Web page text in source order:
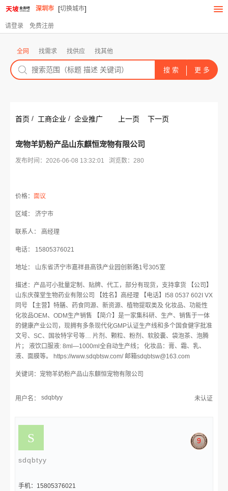
深圳市 [切换城市]
请登录 免费注册
全网 找需求 找供应 找其他
首页 / 工商企业 / 企业推广 上一页 下一页
宠物羊奶粉产品山东麒恒宠物有限公司
发布时间：2026-06-08 13:32:01 浏览数：280
价格： 面议
区域： 济宁市
联系人： 高经理
电话： 15805376021
地址： 山东省济宁市嘉祥县高铁产业园创新路1号305室
描述：产品可小批量定制、贴牌、代工，部分有现货，支持拿货 【公司】
山东庆葆堂生物药业有限公司 【姓名】高经理 【电话】I58 0537 602I VX
同号 【主营】特膳、药食同源、新资源、植物提取类及 化妆品、功能性
化妆品OEM、ODM生产销售 【简介】是一家集科研、生产、销售于一体
的健康产业公司，现拥有多条现代化GMP认证生产线和多个国食健字批准
文号、SC、国妆特字号等… 片剂、颗粒、粉剂、软胶囊、袋泡茶、泡腾
片； 液饮口服液: 8ml—1000ml全自动生产线； 化妆品：膏、霜、乳、
液、面膜等。 https://www.sdqbtsw.com/ 邮箱sdqbtsw@163.com
关键词：宠物羊奶粉产品山东麒恒宠物有限公司
用户名： sdqbtyy 未认证
sdqbtyy
9
手机：15805376021